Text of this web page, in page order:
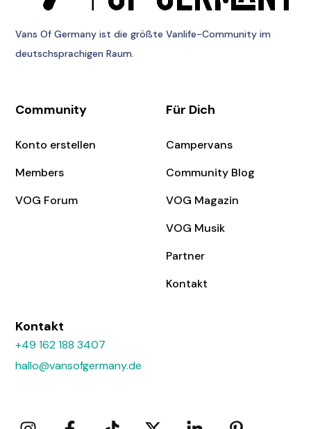
Vans Of Germany ist die größte Vanlife-Community im
deutschsprachigen Raum.
Community
Konto erstellen
Members
VOG Forum
Für Dich
Campervans
Community Blog
VOG Magazin
VOG Musik
Partner
Kontakt
Kontakt
+49 162 188 3407
hallo@vansofgermany.de